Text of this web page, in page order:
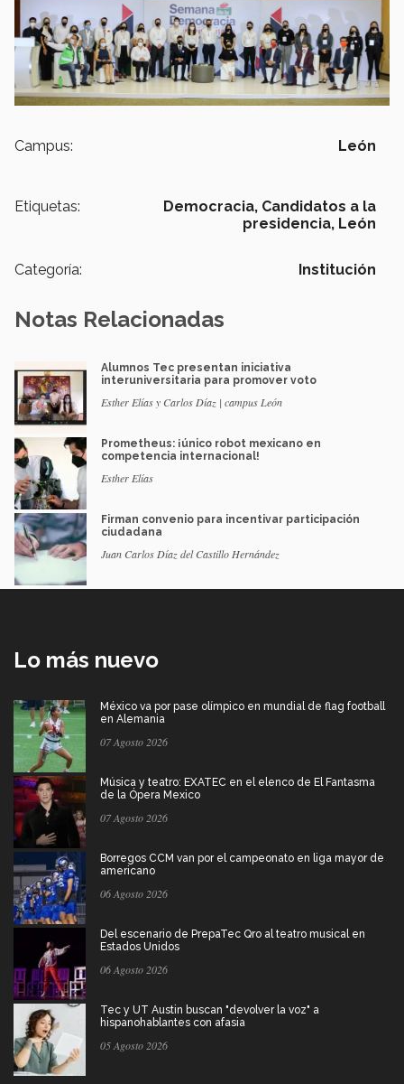
Campus: León
Etiquetas: Democracia, Candidatos a la
presidencia, León
Categoría: Institución
Notas Relacionadas
Alumnos Tec presentan iniciativa
interuniversitaria para promover voto
Esther Elías y Carlos Díaz | campus León
Prometheus: ¡único robot mexicano en
competencia internacional!
Esther Elías
Firman convenio para incentivar participación
ciudadana
Juan Carlos Díaz del Castillo Hernández
Lo más nuevo
México va por pase olímpico en mundial de flag football
en Alemania
07 Agosto 2026
Música y teatro: EXATEC en el elenco de El Fantasma
de la Ópera Mexico
07 Agosto 2026
Borregos CCM van por el campeonato en liga mayor de
americano
06 Agosto 2026
Del escenario de PrepaTec Qro al teatro musical en
Estados Unidos
06 Agosto 2026
Tec y UT Austin buscan "devolver la voz" a
hispanohablantes con afasia
05 Agosto 2026